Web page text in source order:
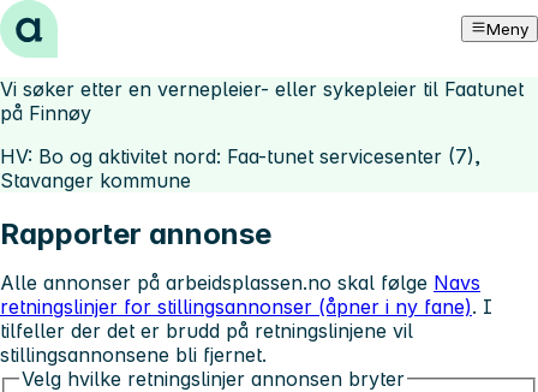
Hopp til innhold Meny
Vi søker etter en vernepleier- eller sykepleier til Faatunet
på Finnøy
HV: Bo og aktivitet nord: Faa-tunet servicesenter (7),
Stavanger kommune
Rapporter annonse
Alle annonser på arbeidsplassen.no skal følge Navs
retningslinjer for stillingsannonser (åpner i ny fane). I
tilfeller der det er brudd på retningslinjene vil
stillingsannonsene bli fjernet.
Velg hvilke retningslinjer annonsen bryter